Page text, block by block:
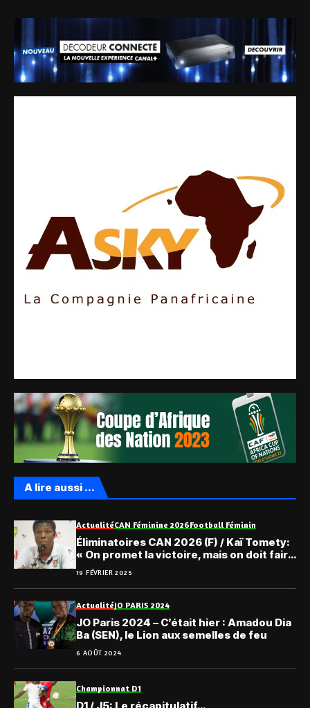
A lire aussi ...
ActualitéCAN Féminine 2026Football Féminin
Éliminatoires CAN 2026 (F) / Kaï Tomety:
« On promet la victoire, mais on doit faire
attention… »
19 FÉVRIER 2025
ActualitéJO PARIS 2024
JO Paris 2024 – C’était hier : Amadou Dia
Ba (SEN), le Lion aux semelles de feu
6 AOÛT 2024
Championnat D1